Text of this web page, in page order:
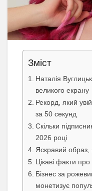
Зміст
Наталія
великого екрану
Рекорд, який
за 50 секунд
Скільки
2026 році
Яскравий
Цікаві факти
Бізнес за
монетизує